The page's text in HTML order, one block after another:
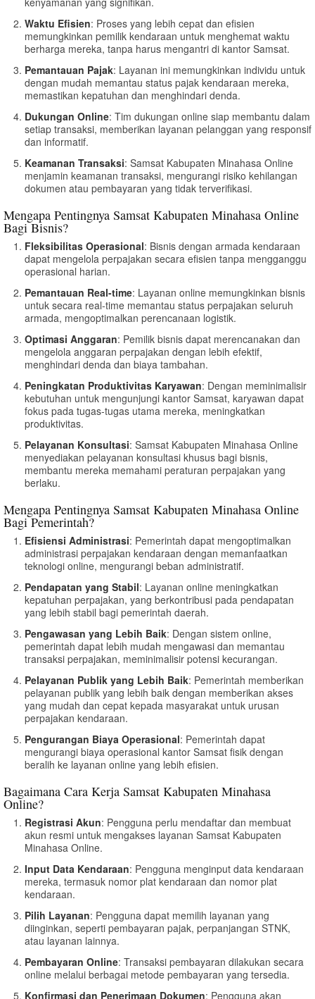
Waktu Efisien: Proses yang lebih cepat dan efisien
memungkinkan pemilik kendaraan untuk menghemat waktu
berharga mereka, tanpa harus mengantri di kantor Samsat.
Pemantauan Pajak: Layanan ini memungkinkan individu untuk
dengan mudah memantau status pajak kendaraan mereka,
memastikan kepatuhan dan menghindari denda.
Dukungan Online: Tim dukungan online siap membantu dalam
setiap transaksi, memberikan layanan pelanggan yang responsif
dan informatif.
Keamanan Transaksi: Samsat Kabupaten Minahasa Online
menjamin keamanan transaksi, mengurangi risiko kehilangan
dokumen atau pembayaran yang tidak terverifikasi.
Mengapa Pentingnya Samsat Kabupaten Minahasa Online
Bagi Bisnis?
Fleksibilitas Operasional: Bisnis dengan armada kendaraan
dapat mengelola perpajakan secara efisien tanpa mengganggu
operasional harian.
Pemantauan Real-time: Layanan online memungkinkan bisnis
untuk secara real-time memantau status perpajakan seluruh
armada, mengoptimalkan perencanaan logistik.
Optimasi Anggaran: Pemilik bisnis dapat merencanakan dan
mengelola anggaran perpajakan dengan lebih efektif,
menghindari denda dan biaya tambahan.
Peningkatan Produktivitas Karyawan: Dengan meminimalisir
kebutuhan untuk mengunjungi kantor Samsat, karyawan dapat
fokus pada tugas-tugas utama mereka, meningkatkan
produktivitas.
Pelayanan Konsultasi: Samsat Kabupaten Minahasa Online
menyediakan pelayanan konsultasi khusus bagi bisnis,
membantu mereka memahami peraturan perpajakan yang
berlaku.
Mengapa Pentingnya Samsat Kabupaten Minahasa Online
Bagi Pemerintah?
Efisiensi Administrasi: Pemerintah dapat mengoptimalkan
administrasi perpajakan kendaraan dengan memanfaatkan
teknologi online, mengurangi beban administratif.
Pendapatan yang Stabil: Layanan online meningkatkan
kepatuhan perpajakan, yang berkontribusi pada pendapatan
yang lebih stabil bagi pemerintah daerah.
Pengawasan yang Lebih Baik: Dengan sistem online,
pemerintah dapat lebih mudah mengawasi dan memantau
transaksi perpajakan, meminimalisir potensi kecurangan.
Pelayanan Publik yang Lebih Baik: Pemerintah memberikan
pelayanan publik yang lebih baik dengan memberikan akses
yang mudah dan cepat kepada masyarakat untuk urusan
perpajakan kendaraan.
Pengurangan Biaya Operasional: Pemerintah dapat
mengurangi biaya operasional kantor Samsat fisik dengan
beralih ke layanan online yang lebih efisien.
Bagaimana Cara Kerja Samsat Kabupaten Minahasa
Online?
Registrasi Akun: Pengguna perlu mendaftar dan membuat
akun resmi untuk mengakses layanan Samsat Kabupaten
Minahasa Online.
Input Data Kendaraan: Pengguna menginput data kendaraan
mereka, termasuk nomor plat kendaraan dan nomor plat
kendaraan.
Pilih Layanan: Pengguna dapat memilih layanan yang
diinginkan, seperti pembayaran pajak, perpanjangan STNK,
atau layanan lainnya.
Pembayaran Online: Transaksi pembayaran dilakukan secara
online melalui berbagai metode pembayaran yang tersedia.
Konfirmasi dan Penerimaan Dokumen: Pengguna akan